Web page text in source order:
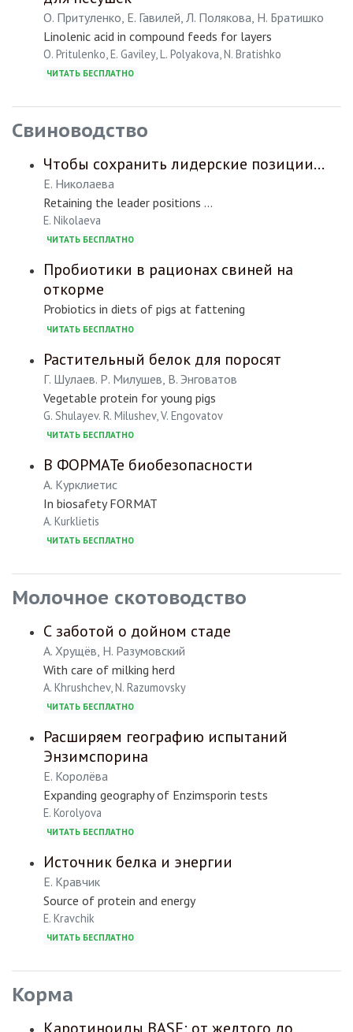
О. Притуленко, Е. Гавилей, Л. Полякова, Н. Братишко
Linolenic acid in compound feeds for layers
O. Pritulenko, E. Gaviley, L. Polyakova, N. Bratishko
ЧИТАТЬ БЕСПЛАТНО
Свиноводство
Чтобы сохранить лидерские позиции…
Е. Николаева
Retaining the leader positions …
E. Nikolaeva
ЧИТАТЬ БЕСПЛАТНО
Пробиотики в рационах свиней на
откорме
Probiotics in diets of pigs at fattening
ЧИТАТЬ БЕСПЛАТНО
Растительный белок для поросят
Г. Шулаев. Р. Милушев, В. Энговатов
Vegetable protein for young pigs
G. Shulayev. R. Milushev, V. Engovatov
ЧИТАТЬ БЕСПЛАТНО
В ФОРМАТе биобезопасности
А. Курклиетис
In biosafety FORMAT
A. Kurklietis
ЧИТАТЬ БЕСПЛАТНО
Молочное скотоводство
С заботой о дойном стаде
А. Хрущёв, Н. Разумовский
With care of milking herd
A. Khrushchev, N. Razumovsky
ЧИТАТЬ БЕСПЛАТНО
Расширяем географию испытаний
Энзимспорина
Е. Королёва
Expanding geography of Enzimsporin tests
E. Korolyova
ЧИТАТЬ БЕСПЛАТНО
Источник белка и энергии
Е. Кравчик
Source of protein and energy
E. Kravchik
ЧИТАТЬ БЕСПЛАТНО
Корма